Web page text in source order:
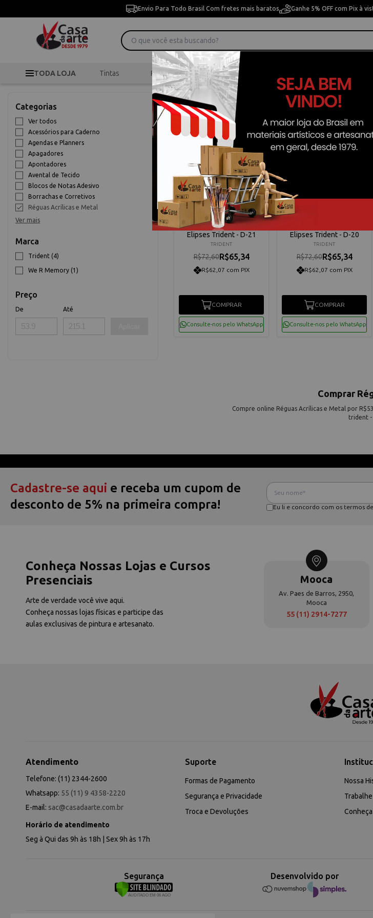
Envio Para Todo Brasil Com fretes mais baratos Ganhe 5% OFF com Pix à
TODA LOJA Tintas Pincéis Desenho
Categorias
Ver todos
Acessórios para Caderno
Agendas e Planners
Apagadores
Apontadores
Avental de Tecido
Blocos de Notas Adesivo
Borrachas e Corretivos
Réguas Acrílicas e Metal
Ver mais
Marca
Trident (4)
We R Memory (1)
Preço
De Até
Início > Papelaria Escolar Escritorio Réguas Acrílicas e Metal
Réguas Acrílicas e Metal
10% OFF
Gabarito para Desenho
Elipses Trident - D-21
TRIDENT
R$72,60R$65,34
R$62,07 com PIX
COMPRAR
Consulte-nos pelo WhatsApp
10% OFF
Elipses Trident - D-20
TRIDENT
R$72,60R$65,34
R$62,07 com PIX
COMPRAR
Consulte-nos pelo WhatsApp
Comprar
Compre online Réguas Acrílicas e Metal por
trident -
Cadastre-se aqui e receba um cupom de
desconto de 5% na primeira compra!
Eu li e concordo com os termos
Conheça Nossas Lojas e Cursos
Presenciais
Arte de verdade você vive aqui.
Conheça nossas lojas físicas e participe das
aulas exclusivas de pintura e artesanato.
Mooca
Av. Paes de Barros, 2950,
Mooca
55 (11) 2914-7277
Atendimento
Telefone: (11) 2344-2600
Whatsapp: 55 (11) 9 4358-2220
E-mail: sac@casadaarte.com.br
Horário de atendimento
Seg à Qui das 9h às 18h | Sex 9h às 17h
Suporte
Formas de Pagamento
Segurança e Privacidade
Troca e Devoluções
Nossa
Segurança Desenvolvido por